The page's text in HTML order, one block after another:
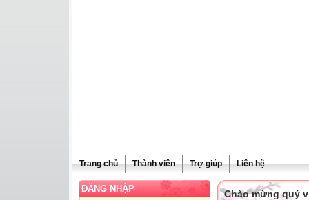
Trang chủ Thành viên Trợ giúp Liên hệ
ĐĂNG NHẬP Chào mừng quý